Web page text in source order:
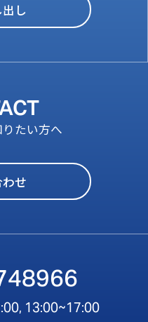
し
たい方へ
せ
13:00~17:00